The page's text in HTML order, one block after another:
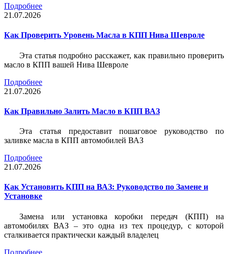
Подробнее
21.07.2026
Как Проверить Уровень Масла в КПП Нива Шевроле
Эта статья подробно расскажет, как правильно проверить
масло в КПП вашей Нива Шевроле
Подробнее
21.07.2026
Как Правильно Залить Масло в КПП ВАЗ
Эта статья предоставит пошаговое руководство по
заливке масла в КПП автомобилей ВАЗ
Подробнее
21.07.2026
Как Установить КПП на ВАЗ: Руководство по Замене и
Установке
Замена или установка коробки передач (КПП) на
автомобилях ВАЗ – это одна из тех процедур, с которой
сталкивается практически каждый владелец
Подробнее